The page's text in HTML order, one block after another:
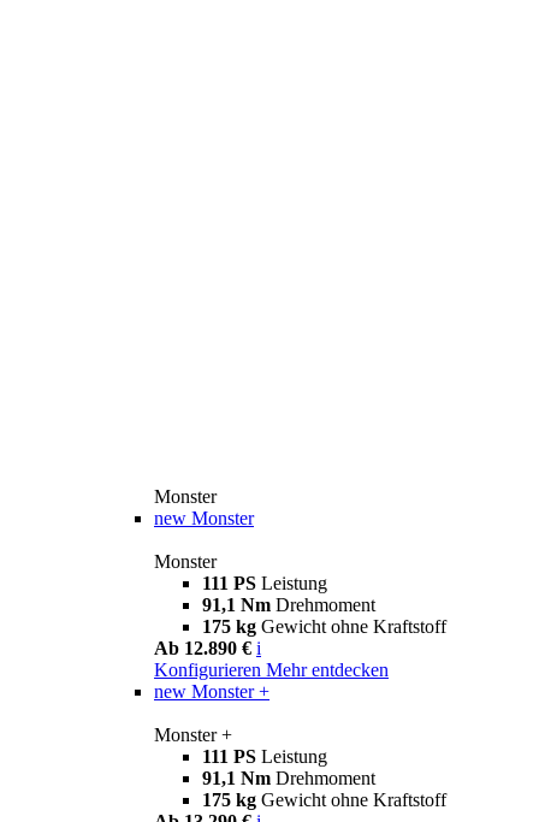
Monster
new Monster
Monster
111 PS Leistung
91,1 Nm Drehmoment
175 kg Gewicht ohne Kraftstoff
Ab 12.890 € i
Konfigurieren Mehr entdecken
new Monster +
Monster +
111 PS Leistung
91,1 Nm Drehmoment
175 kg Gewicht ohne Kraftstoff